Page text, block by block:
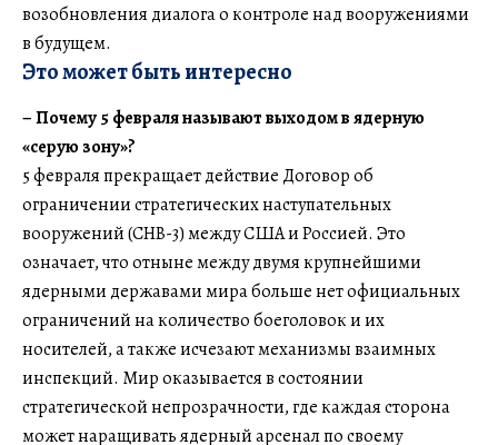
возобновления диалога о контроле над вооружениями
в будущем.
Это может быть интересно
– Почему 5 февраля называют выходом в ядерную
«серую зону»?
5 февраля прекращает действие Договор об
ограничении стратегических наступательных
вооружений (СНВ-3) между США и Россией. Это
означает, что отныне между двумя крупнейшими
ядерными державами мира больше нет официальных
ограничений на количество боеголовок и их
носителей, а также исчезают механизмы взаимных
инспекций. Мир оказывается в состоянии
стратегической непрозрачности, где каждая сторона
может наращивать ядерный арсенал по своему